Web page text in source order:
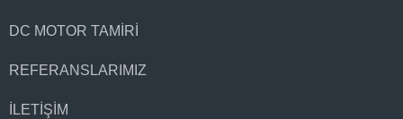
DC MOTOR TAMIRI
REFERANSLARIMIZ
İLETIŞIM